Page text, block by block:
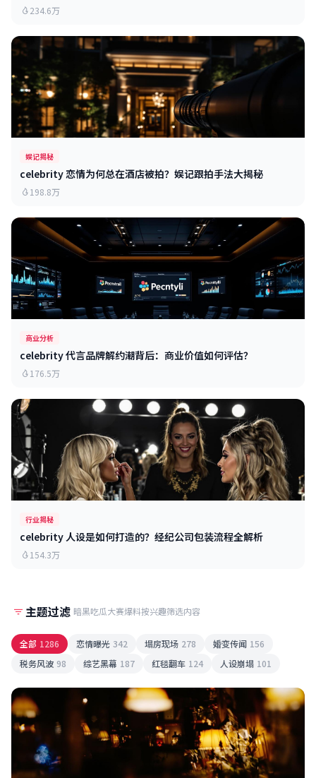
234.6万
娱记揭秘
celebrity 恋情为何总在酒店被拍？娱记跟拍手法大揭秘
198.8万
商业分析
celebrity 代言品牌解约潮背后：商业价值如何评估？
176.5万
行业揭秘
celebrity 人设是如何打造的？经纪公司包装流程全解析
154.3万
主题过滤 暗黑吃瓜大赛爆料按兴趣筛选内容
全部 1286 恋情曝光 342 塌房现场 278 婚变传闻 156
税务风波 98 综艺黑幕 187 红毯翻车 124 人设崩塌 101